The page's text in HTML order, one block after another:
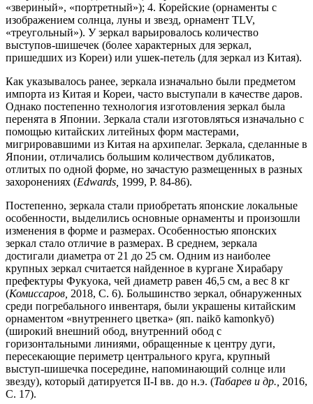
«звериный», «портретный»); 4. Корейские (орнаменты с
изображением солнца, луны и звезд, орнамент TLV,
«треугольный»). У зеркал варьировалось количество
выступов-шишечек (более характерных для зеркал,
пришедших из Кореи) или ушек-петель (для зеркал из Китая).
Как указывалось ранее, зеркала изначально были предметом
импорта из Китая и Кореи, часто выступали в качестве даров.
Однако постепенно технология изготовления зеркал была
перенята в Японии. Зеркала стали изготовляться изначально с
помощью китайских литейных форм мастерами,
мигрировавшими из Китая на архипелаг. Зеркала, сделанные в
Японии, отличались большим количеством дубликатов,
отлитых по одной форме, но зачастую размещенных в разных
захоронениях (Edwards 1999, P. 84-86).
Постепенно, зеркала стали приобретать японские локальные
особенности, выделились основные орнаменты и произошли
изменения в форме и размерах. Особенностью японских
зеркал стало отличие в размерах. В среднем, зеркала
достигали диаметра от 21 до 25 см. Одним из наиболее
крупных зеркал считается найденное в кургане Хирабару
префектуры Фукуока, чей диаметр равен 46,5 см, а вес 8 кг
(Комиссаров, 2018, С. 6). Большинство зеркал, обнаруженных
среди погребального инвентаря, были украшены китайским
орнаментом «внутреннего цветка» (яп. naikō kamonkyō)
(широкий внешний обод, внутренний обод с
горизонтальными линиями, обращенные к центру дуги,
пересекающие периметр центрального круга, крупный
выступ-шишечка посередине, напоминающий солнце или
звезду), который датируется II-I вв. до н.э. (Табарев и др., 2016,
С. 17).